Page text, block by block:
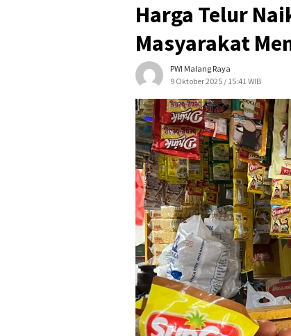
Harga Telur
Masyarakat
PWI Malang Raya
9 Oktober 2025 / 15:41 WIB